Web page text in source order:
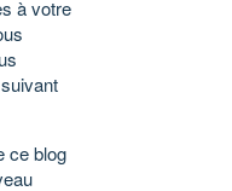
à votre
ce blog